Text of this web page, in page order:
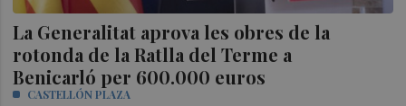
La Generalitat aprova les obres de la
rotonda de la Ratlla del Terme a
Benicarló per 600.000 euros
CASTELLÓN PLAZA